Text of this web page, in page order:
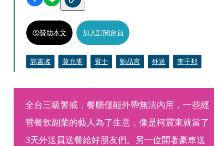
贊助本文 加入訂閱會員
郭書瑤 莫允雯 賓士 劉品言 外送 李千那
全台三級警戒，餐廳僅能外帶無法內用，一些經
營餐飲副業的藝人為了生意，像是柯震東就當了
3天外送員送餐給好朋友們。另一位開著豪車送